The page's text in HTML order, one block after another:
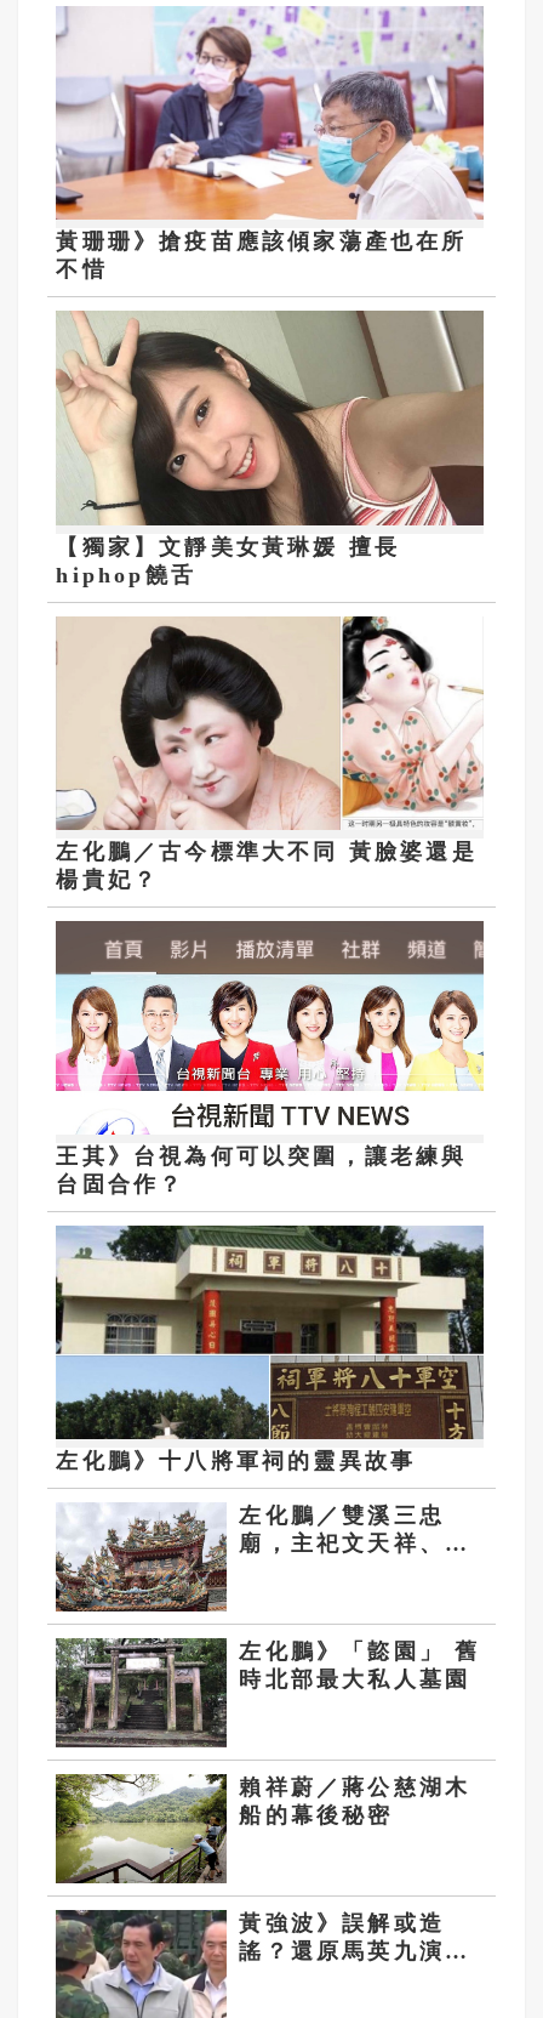
黃珊珊》搶疫苗應該傾家蕩產也在所
不惜
【獨家】文靜美女黃琳媛 擅長
hiphop饒舌
左化鵬／古今標準大不同 黃臉婆還是
楊貴妃？
王其》台視為何可以突圍，讓老練與
台固合作？
左化鵬》十八將軍祠的靈異故事
左化鵬／雙溪三忠
廟，主祀文天祥、陸
左化鵬》「㦤園」 舊
時北部最大私人墓園
賴祥蔚／蔣公慈湖木
船的幕後秘密
黃強波》誤解或造
謠？還原馬英九演習